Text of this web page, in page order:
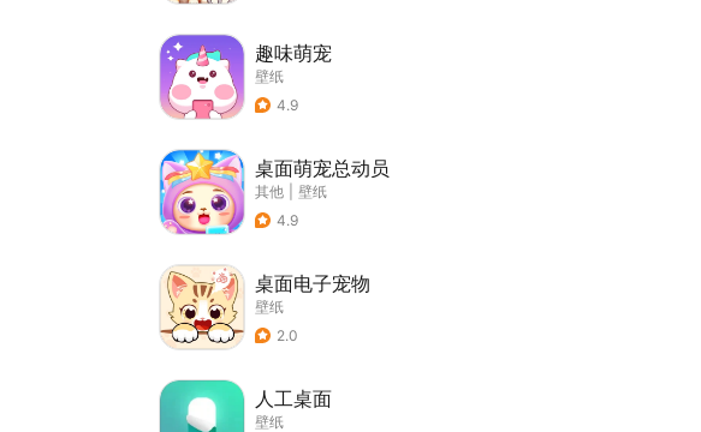
趣味萌宠
壁纸
4.9
桌面萌宠总动员
其他
壁纸
4.9
桌面电子宠物
壁纸
2.0
人工桌面
壁纸